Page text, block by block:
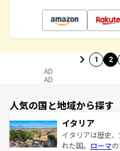
1 2
AD
AD
人気の国と地域から探す
イタリア
イタリアは歴史
れた国。 ローマ